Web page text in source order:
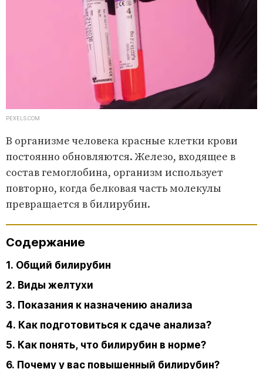
PEXELS.COM
В организме человека красные клетки крови
постоянно обновляются. Железо, входящее в
состав гемоглобина, организм использует
повторно, когда белковая часть молекулы
превращается в билирубин.
Содержание
1. Общий билирубин
2. Виды желтухи
3. Показания к назначению анализа
4. Как подготовиться к сдаче анализа?
5. Как понять, что билирубин в норме?
6. Почему у вас повышенный билирубин?